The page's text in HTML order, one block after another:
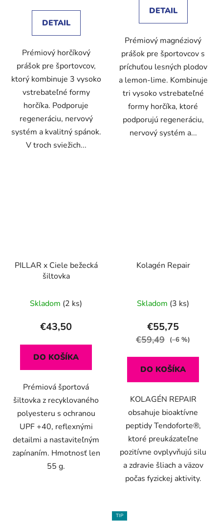
DETAIL
Prémiový horčíkový
prášok pre športovcov,
ktorý kombinuje 3 vysoko
vstrebateľné formy
horčíka. Podporuje
regeneráciu, nervový
systém a kvalitný spánok.
V troch sviežich...
DETAIL
Prémiový magnéziový
prášok pre športovcov s
príchuťou lesných plodov
a lemon-lime. Kombinuje
tri vysoko vstrebateľné
formy horčíka, ktoré
podporujú regeneráciu,
nervový systém a...
PILLAR x Ciele bežecká
šiltovka
Skladom (2 ks)
€43,50
DO KOŠÍKA
Prémiová športová
šiltovka z recyklovaného
polyesteru s ochranou
UPF +40, reflexnými
detailmi a nastaviteľným
zapínaním. Hmotnosť len
55 g.
Kolagén Repair
Skladom (3 ks)
€55,75
€59,49 (–6 %)
DO KOŠÍKA
KOLAGÉN REPAIR
obsahuje bioaktívne
peptidy Tendoforte®,
ktoré preukázateľne
pozitívne ovplyvňujú silu
a zdravie šliach a väzov
počas fyzickej aktivity.
TIP